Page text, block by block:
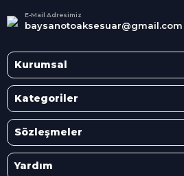
E-Mail Adresimiz
baysanotoaksesuar@gmail.com
Kurumsal
Kategoriler
Sözleşmeler
Yardım